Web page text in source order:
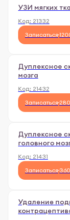
УЗИ мягких
Код: 21332
Записаться
Дуплексное
мозга
Код: 21432
Записаться
Дуплексное
головного
Код: 21431
Записаться
Удаление